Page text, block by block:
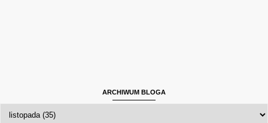
ARCHIWUM BLOGA